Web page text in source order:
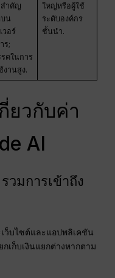
สำคัญ
น
วอร์
ร;
คในการ
งานสูง.
ใหญ่หรือผู้ใช้
ระดับองค์กร
ชั้นนำ.
ยวกับค่า
AI
วมการเข้าถึง
ว็บไซต์และแอปพลิเคชัน
กเก็บเงินแยกต่างหากตาม